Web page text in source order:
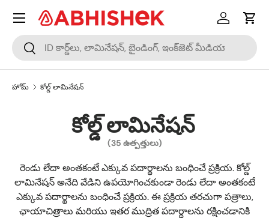
కంటెంట్‌కి దాటవేయండి
శోధించండి
శోధించండి
లాగిన్ బండి
మెనూ
హోమ్ కోల్డ్ లామినేషన్
కోల్డ్ లామినేషన్
(35 ఉత్పత్తులు)
రెండు లేదా అంతకంటే ఎక్కువ పదార్థాలను బంధించే ప్రక్రియ. కోల్డ్
లామినేషన్ అనేది వేడిని ఉపయోగించకుండా రెండు లేదా అంతకంటే
ఎక్కువ పదార్థాలను బంధించే ప్రక్రియ. ఈ ప్రక్రియ తరచుగా పత్రాలు,
ఛాయాచిత్రాలు మరియు ఇతర ముద్రిత పదార్థాలను రక్షించడానికి